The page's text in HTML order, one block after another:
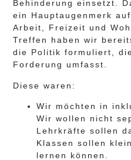
Behinderung einsetzt.
ein Hauptaugenmerk
Arbeit, Freizeit und
Treffen haben wir
die Politik formuliert,
Forderung umfasst.
Diese waren:
Wir möchten in
Wir wollen nicht
Lehrkräfte sollen
Klassen sollen
lernen können.